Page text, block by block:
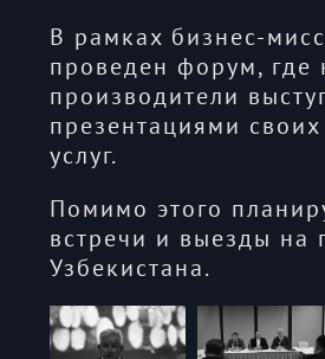
В рамках бизнес-
проведен форум, где
производители
презентациями
услуг.
Помимо этого
встречи и выезды на
Узбекистана.